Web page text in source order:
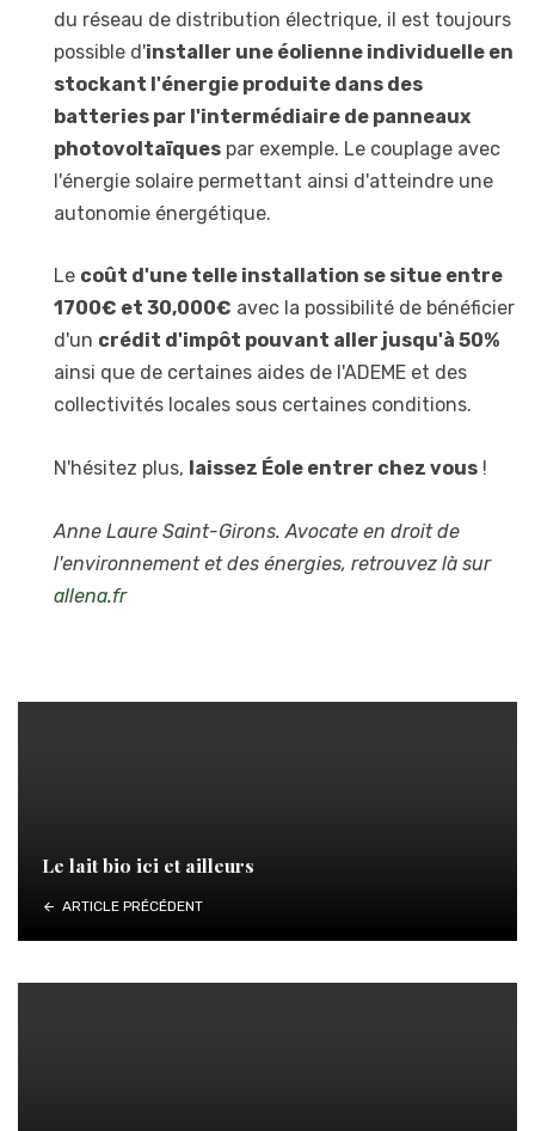
du réseau de distribution électrique, il est toujours
possible d'installer une éolienne individuelle en
stockant l'énergie produite dans des
batteries par l'intermédiaire de panneaux
photovoltaïques par exemple. Le couplage avec
l'énergie solaire permettant ainsi d'atteindre une
autonomie énergétique.
Le coût d'une telle installation se situe entre
1700€ et 30,000€ avec la possibilité de bénéficier
d'un crédit d'impôt pouvant aller jusqu'à 50%
ainsi que de certaines aides de l'ADEME et des
collectivités locales sous certaines conditions.
N'hésitez plus, laissez Éole entrer chez vous !
Anne Laure Saint-Girons. Avocate en droit de
l'environnement et des énergies, retrouvez là sur
allena.fr
Le lait bio ici et ailleurs
ARTICLE PRÉCÉDENT